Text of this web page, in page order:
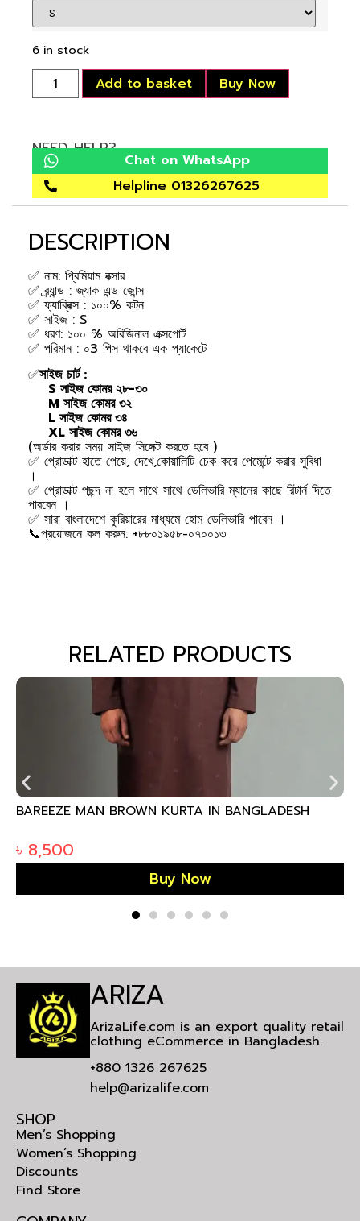
6 in stock
Add to basket Buy Now
NEED HELP?
Chat on WhatsApp
Helpline 01326267625
DESCRIPTION
✅ নাম: প্রিমিয়াম বক্সার
✅ ব্র্যান্ড : জ্যাক এন্ড জোন্স
✅ ফ্যাব্রিক্স : ১০০% কটন
✅ সাইজ : S
✅ ধরণ: ১০০ % অরিজিনাল এক্সপোর্ট
✅ পরিমান : ০3 পিস থাকবে এক প্যাকেটে
✅সাইজ চার্ট :
S সাইজ কোমর ২৮-৩০
M সাইজ কোমর ৩২
L সাইজ কোমর ৩৪
XL সাইজ কোমর ৩৬
(অর্ডার করার সময় সাইজ সিলেক্ট করতে হবে )
✅ প্রোডাক্ট হাতে পেয়ে, দেখে,কোয়ালিটি চেক করে পেমেন্টে করার সুবিধা
।
✅ প্রোডাক্ট পছন্দ না হলে সাথে সাথে ডেলিভারি ম্যানের কাছে রিটার্ন দিতে
পারবেন ।
✅ সারা বাংলাদেশে কুরিয়ারের মাধ্যমে হোম ডেলিভারি পাবেন ।
📞প্রয়োজনে কল করুন: +৮৮০১৯৫৮-০৭০০১৩
RELATED PRODUCTS
KURTA IN BANGLADESH
GUL AHMED PALE
ARIZA
ArizaLife.com is an export quality retail
clothing eCommerce in Bangladesh.
+880 1326 267625
help@arizalife.com
SHOP
Men’s Shopping
Women’s Shopping
Discounts
Find Store